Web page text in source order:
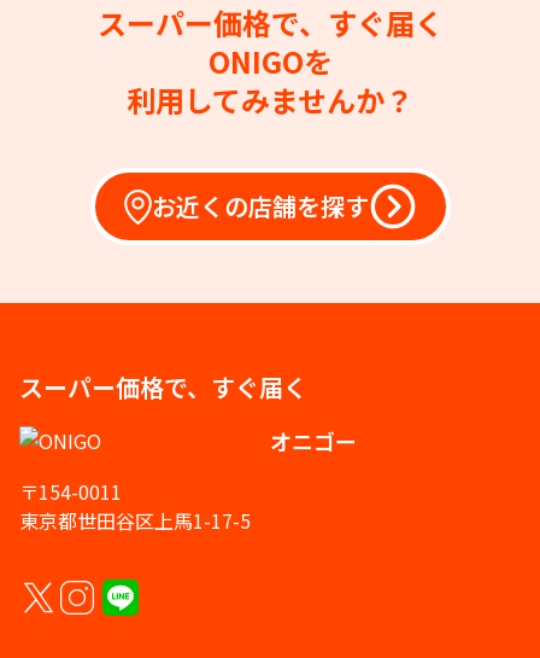
スーパー価格で、すぐ届く
ONIGOを
利用してみませんか？
お近くの店舗を探す
スーパー価格で、すぐ届く
オニゴー
〒154-0011
東京都世田谷区上馬1-17-5